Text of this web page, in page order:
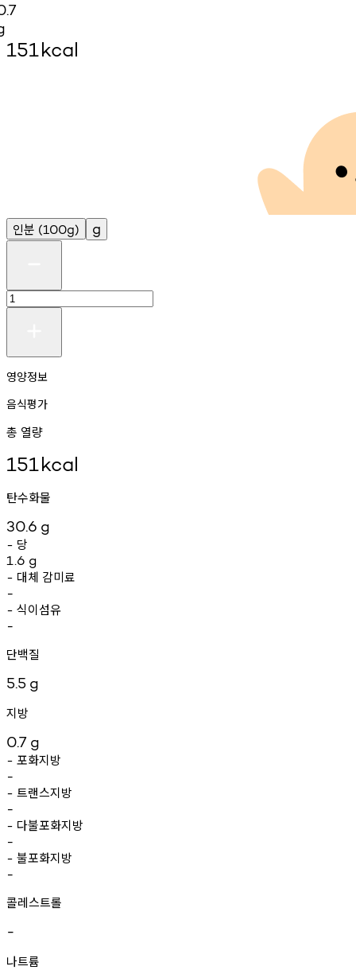
151kcal
인분 (100g) g
영양정보
음식평가
총 열량
151kcal
탄수화물
30.6 g
- 당
1.6 g
- 대체 감미료
-
- 식이섬유
-
단백질
5.5 g
지방
0.7 g
- 포화지방
-
- 트랜스지방
-
- 다불포화지방
-
- 불포화지방
-
콜레스트롤
-
나트륨